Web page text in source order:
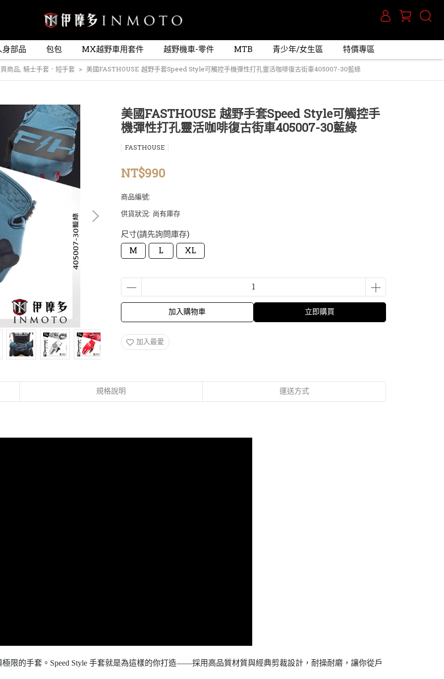
部品 包包 MX越野車用套件 越野機車-零件 MTB 青少年/女生區 特價專區
商品, 騎士手套．短手套 美國FASTHOUSE 越野手套Speed Style可觸控手機彈性打孔靈活咖啡復古街車405007-30藍綠
美國FASTHOUSE 越野手套Speed Style可觸控手
機彈性打孔靈活咖啡復古街車405007-30藍綠
FASTHOUSE
NT$990
商品編號:
供貨狀況: 尚有庫存
尺寸(請先詢問庫存)
M
L XL
加入購物車 立即購買
加入最愛
規格說明 運送方式
限的手套。Speed Style 手套就是為這樣的你打造——採用高品質材質與經典剪裁設計，耐操耐磨，讓你從戶